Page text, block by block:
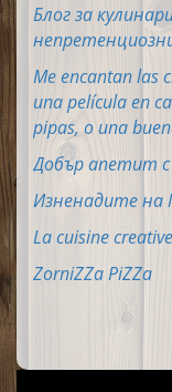
Блог за
Me encantan las
una película en
pipas, o una
Добър апетит с
Изненадите на
La cuisine creative
ZorniZZa PiZZa